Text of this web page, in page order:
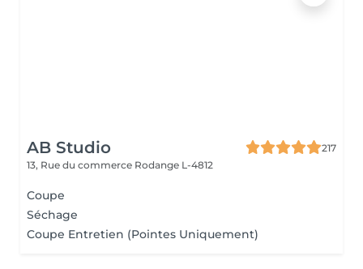
AB Studio
217
13, Rue du commerce Rodange L-4812
Coupe
Séchage
Coupe Entretien (Pointes Uniquement)